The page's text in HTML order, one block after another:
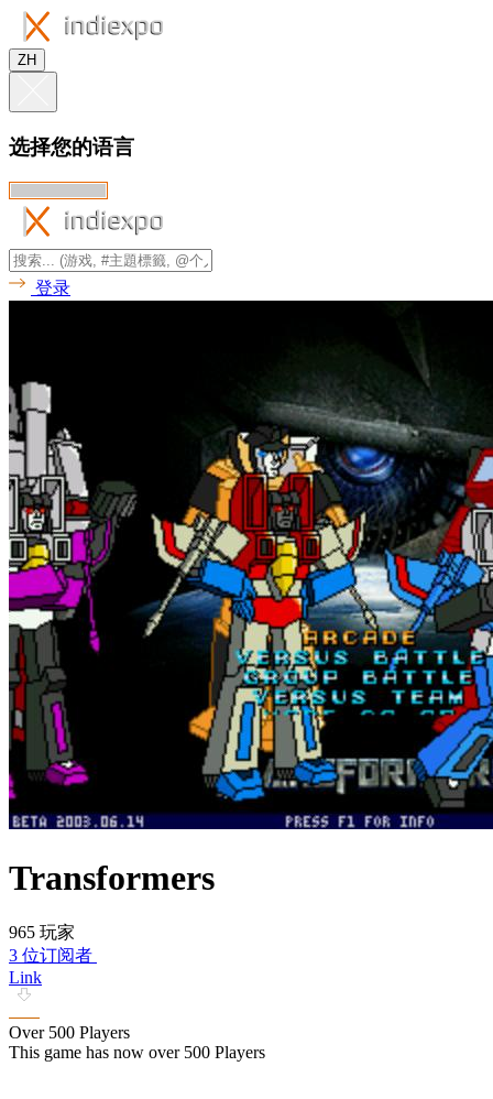
ZH
选择您的语言
登录
Transformers
965 玩家
3 位订阅者
Link
Over 500 Players
This game has now over 500 Players